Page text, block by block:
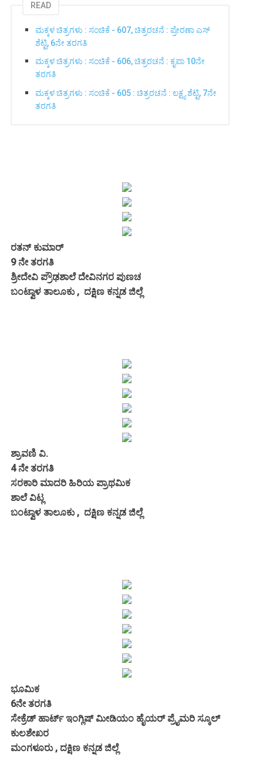
READ
ಮಕ್ಕಳ ಚಿತ್ರಗಳು : ಸಂಚಿಕೆ - 607, ಚಿತ್ರರಚನೆ : ಪ್ರೇರಣಾ ಎಸ್
ಶೆಟ್ಟಿ, 6ನೇ ತರಗತಿ
ಮಕ್ಕಳ ಚಿತ್ರಗಳು : ಸಂಚಿಕೆ - 606, ಚಿತ್ರರಚನೆ : ಕೃಪಾ 10ನೇ
ತರಗತಿ
ಮಕ್ಕಳ ಚಿತ್ರಗಳು : ಸಂಚಿಕೆ - 605 : ಚಿತ್ರರಚನೆ : ಲಕ್ಷ್ಯ ಶೆಟ್ಟಿ, 7ನೇ
ತರಗತಿ
ರತನ್ ಕುಮಾರ್
9 ನೇ ತರಗತಿ
ಶ್ರೀದೇವಿ ಪ್ರೌಢಶಾಲೆ ದೇವಿನಗರ ಪುಣಚ
ಬಂಟ್ವಾಳ ತಾಲೂಕು , ದಕ್ಷಿಣ ಕನ್ನಡ ಜಿಲ್ಲೆ
ಶ್ರಾವಣಿ ವಿ.
4 ನೇ ತರಗತಿ
ಸರಕಾರಿ ಮಾದರಿ ಹಿರಿಯ ಪ್ರಾಥಮಿಕ
ಶಾಲೆ ವಿಟ್ಲ
ಬಂಟ್ವಾಳ ತಾಲೂಕು , ದಕ್ಷಿಣ ಕನ್ನಡ ಜಿಲ್ಲೆ
ಭೂಮಿಕ
6ನೇ ತರಗತಿ
ಸೇಕ್ರೆಡ್ ಹಾರ್ಟ್ ಇಂಗ್ಲಿಷ್ ಮೀಡಿಯಂ ಹೈಯರ್ ಪ್ರೈಮರಿ ಸ್ಕೂಲ್
ಕುಲಶೇಖರ
ಮಂಗಳೂರು , ದಕ್ಷಿಣ ಕನ್ನಡ ಜಿಲ್ಲೆ